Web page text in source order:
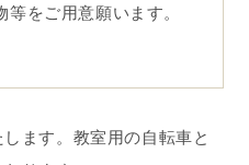
をご用意願います。
ます。教室用の自転車と